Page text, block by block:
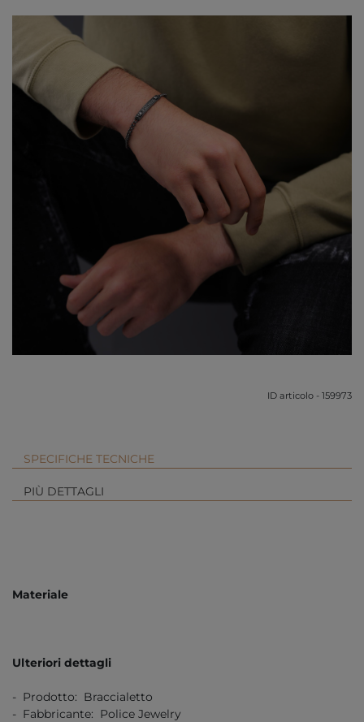
ID articolo - 159973
SPECIFICHE TECNICHE
PIÙ DETTAGLI
Materiale
Ulteriori dettagli
- Prodotto: Braccialetto
- Fabbricante: Police Jewelry